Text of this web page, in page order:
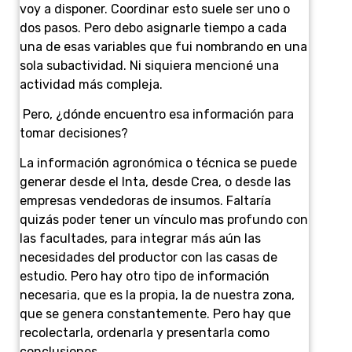
voy a disponer. Coordinar esto suele ser uno o
dos pasos. Pero debo asignarle tiempo a cada
una de esas variables que fui nombrando en una
sola subactividad. Ni siquiera mencioné una
actividad más compleja.
Pero, ¿dónde encuentro esa información para
tomar decisiones?
La información agronómica o técnica se puede
generar desde el Inta, desde Crea, o desde las
empresas vendedoras de insumos. Faltaría
quizás poder tener un vínculo mas profundo con
las facultades, para integrar más aún las
necesidades del productor con las casas de
estudio. Pero hay otro tipo de información
necesaria, que es la propia, la de nuestra zona,
que se genera constantemente. Pero hay que
recolectarla, ordenarla y presentarla como